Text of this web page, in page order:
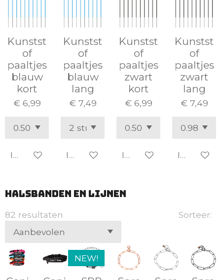
Kunstst
of
paaltjes
blauw
kort
€ 6,99
In winkelwagen
Kunstst
of
paaltjes
blauw
lang
€ 7,49
In winkelwagen
Kunstst
of
paaltjes
zwart
kort
€ 6,99
In winkelwagen
Kunstst
of
paaltjes
zwart
lang
€ 7,49
In
Halsbanden en lijnen
82 resultaten Sorteer:
NEW!